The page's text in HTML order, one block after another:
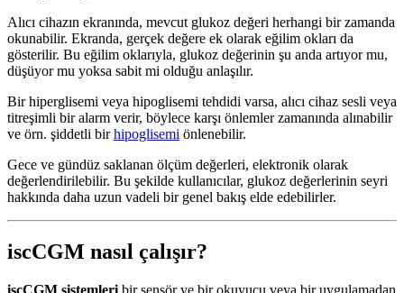
Alıcı cihazın ekranında, mevcut glukoz değeri herhangi bir zamanda
okunabilir. Ekranda, gerçek değere ek olarak eğilim okları da
gösterilir. Bu eğilim oklarıyla, glukoz değerinin şu anda artıyor mu,
düşüyor mu yoksa sabit mi olduğu anlaşılır.
Bir hiperglisemi veya hipoglisemi tehdidi varsa, alıcı cihaz sesli veya
titreşimli bir alarm verir, böylece karşı önlemler zamanında alınabilir
ve örn. şiddetli birhipoglisemi önlenebilir.
Gece ve gündüz saklanan ölçüm değerleri, elektronik olarak
değerlendirilebilir. Bu şekilde kullanıcılar, glukoz değerlerinin seyri
hakkında daha uzun vadeli bir genel bakış elde edebilirler.
iscCGM nasıl çalışır?
iscCGM sistemleri bir sensör ve bir okuyucu veya bir uygulamadan